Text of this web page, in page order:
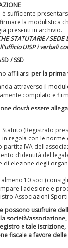
con i piedi, si
InBlu2000 traccia il
è sufficiente
la modulistica
presenti in archivio.
STATUTARIE / SEDE
UISP i verbali
/ SSD
affiliarsi per la prima
attraverso il
compilato e
dovrà essere
(Registrato
in regola con le norme
partita IVA
d’identità del
di elezione degli
10 soci
l'adesione e
Associazioni
possono usufruire
la società/
e tale
fiscale a favore